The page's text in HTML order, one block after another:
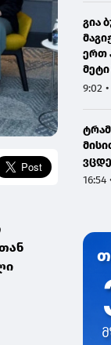
გია
ერთ
9:02